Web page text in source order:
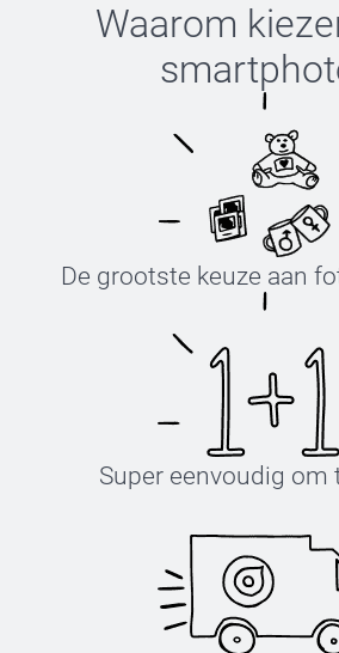
Waarom
De grootste keuze aan
Super eenvoudig om